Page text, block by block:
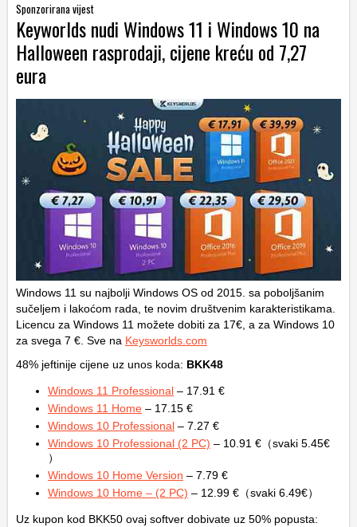
Sponzorirana vijest
Keyworlds nudi Windows 11 i Windows 10 na
Halloween rasprodaji, cijene kreću od 7,27
eura
Windows 11 su najbolji Windows OS od 2015. sa poboljšanim
sučeljem i lakoćom rada, te novim društvenim karakteristikama.
Licencu za Windows 11 možete dobiti za 17€, a za Windows 10
za svega 7 €. Sve na Keysworlds.com
48% jeftinije cijene uz unos koda: BKK48
Windows 11 Professional – 17.91 €
Windows 11 Home – 17.15 €
Windows 10 Professional – 7.27 €
Windows 10 Professional (2 PC) – 10.91 €（svaki 5.45€
）
Windows 10 Home Version – 7.79 €
Windows 10 Home – (2 PC) – 12.99 €（svaki 6.49€）
Uz kupon kod BKK50 ovaj softver dobivate uz 50% popusta: